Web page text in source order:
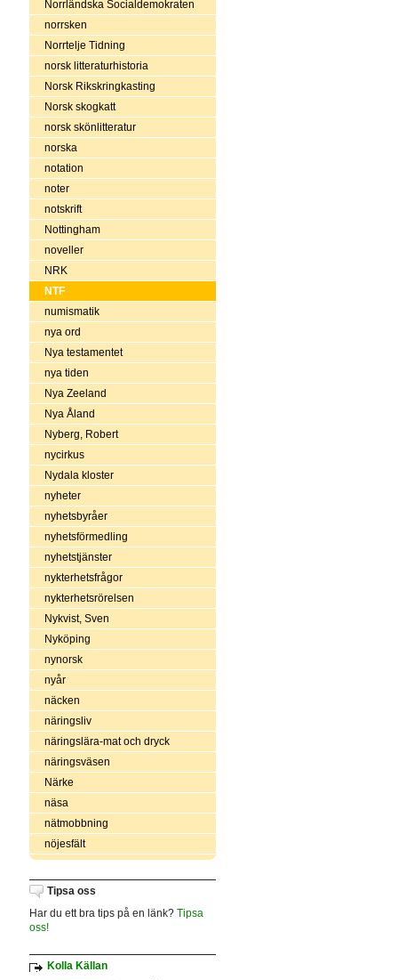
Norrländska Socialdemokraten
norrsken
Norrtelje Tidning
norsk litteraturhistoria
Norsk Rikskringkasting
Norsk skogkatt
norsk skönlitteratur
norska
notation
noter
notskrift
Nottingham
noveller
NRK
NTF
numismatik
nya ord
Nya testamentet
nya tiden
Nya Zeeland
Nya Åland
Nyberg, Robert
nycirkus
Nydala kloster
nyheter
nyhetsbyråer
nyhetsförmedling
nyhetstjänster
nykterhetsfrågor
nykterhetsrörelsen
Nykvist, Sven
Nyköping
nynorsk
nyår
näcken
näringsliv
näringslära-mat och dryck
näringsväsen
Närke
näsa
nätmobbning
nöjesfält
Tipsa oss
Har du ett bra tips på en länk? Tipsa
oss!
Kolla Källan